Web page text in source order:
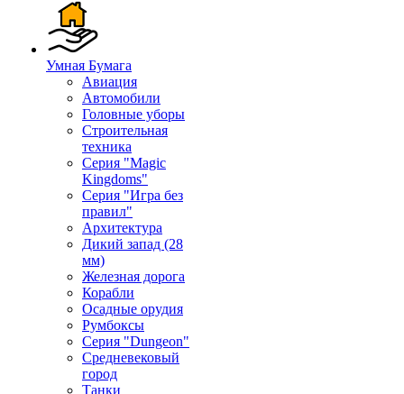
Умная Бумага
Авиация
Автомобили
Головные уборы
Строительная
техника
Серия "Magic
Kingdoms"
Серия "Игра без
правил"
Архитектура
Дикий запад (28
мм)
Железная дорога
Корабли
Осадные орудия
Румбоксы
Серия "Dungeon"
Средневековый
город
Танки